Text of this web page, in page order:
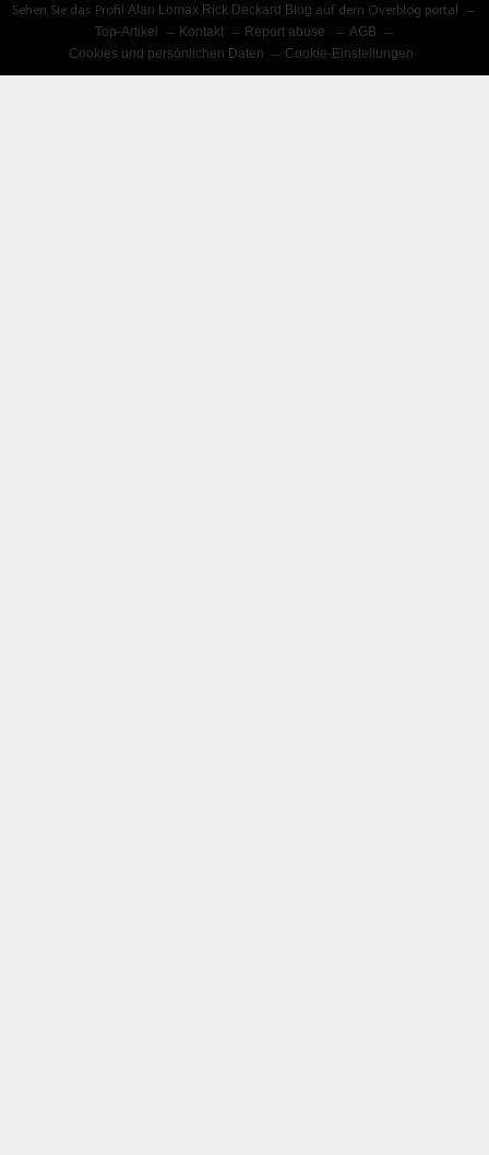
Sehen Sie das ProfilAlan Lomax Rick Deckard Blog auf dem Overblog portal
Top-Artikel
Kontakt Report abuse
AGB
Cookies und persönlichen Daten
Cookie-Einstellungen